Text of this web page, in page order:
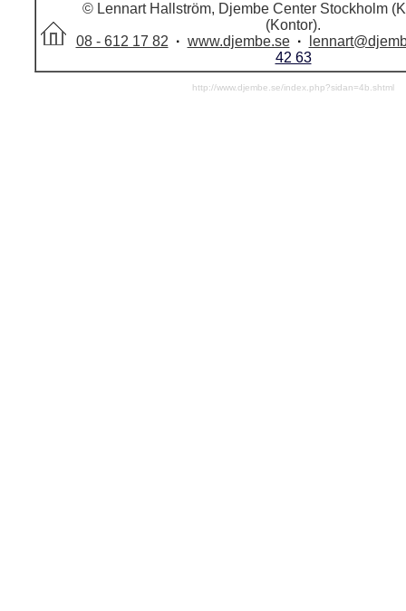
© Lennart Hallström, Djembe Center Stockholm
(Kontor).
08 - 612 17 82 · www.djembe.se ·
42 63
http://www.djembe.se/index.php?sidan=4b.shtml